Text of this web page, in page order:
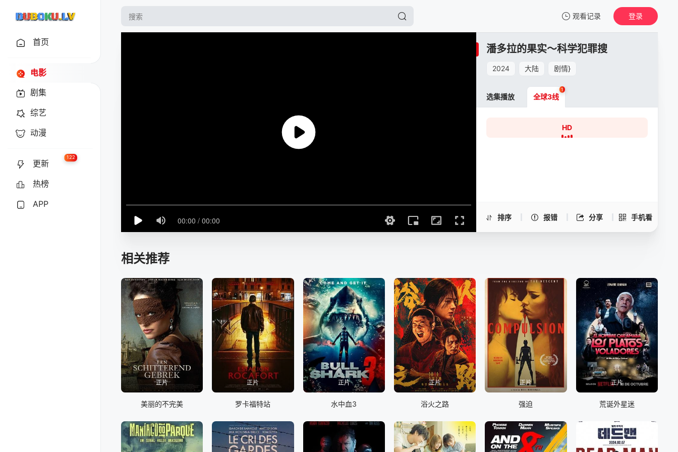
观看记录
我的观影记录
登录
首页
电影
剧集
综艺
动漫
更新
122
热榜
APP
潘多拉的果实～科学犯罪搜
2024 大陆 剧情}
排序 报错 分享 手机看
SP -HD
选集播放 全球3线
1
HD
相关推荐
正片
美丽的不完美
正片
罗卡福特站
正片
水中血3
正片
浴火之路
正片
强迫
正片
荒诞外星迷